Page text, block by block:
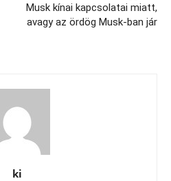
Musk kínai kapcsolatai miatt,
avagy az ördög Musk-ban jár
ki